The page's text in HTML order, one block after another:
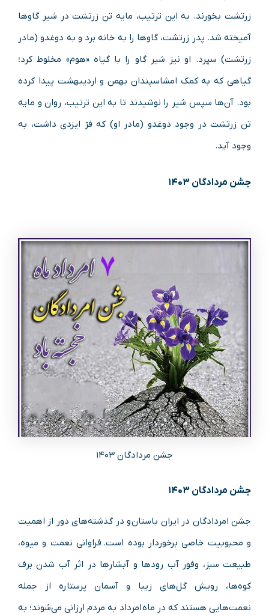
زرتشت بخورند. به این ترتیب، مایه تن زرتشت در شیر گاوها
آمیخته شد. پدر زرتشت، گاوها را به خانه برد و به دوغدو (مادر
زرتشت) سپرد. او نیز شیر گاو را با گیاه «هوم» مخلوط کرد؛
گیاهی که به کمک امشاسپندان بهمن و اردیبهشت پیدا کرده
بود. آن‌ها سپس شیر را نوشیدند تا به این ترتیب، روان و مایه
تن زرتشت در وجود دوغدو (مادر او) که فرّ ایزدی داشت، به
وجود آید.
جشن مردادگان ۱۴۰۳
جشن مردادگان ۱۴۰۳
جشن مردادگان ۱۴۰۳
جشن امردادگان در ایران باستان و در گذشته‌های دور از اهمیت
و محبوبیت خاصی برخوردار بوده است. فراوانی نعمت و میوه،
طبیعت سبز، وفور آب رودها و آبشارها در اثر آب شدن برف
کوه‌ها، رویش گل‌های زیبا و آسمان پرستاره از جمله
نعمت‌هایی هستند که در ماه امرداد به مردم ارزانی می‌شوند؛ به